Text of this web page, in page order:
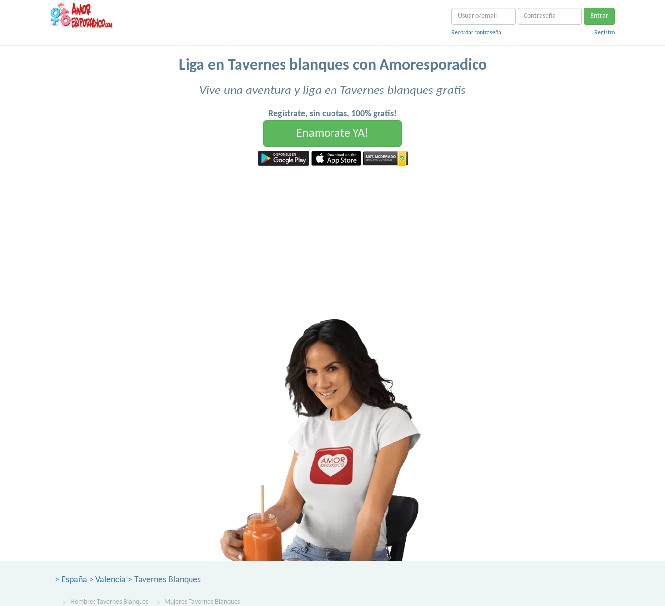
Entrar
Recordar contraseña Registro
Liga en Tavernes blanques con Amoresporadico
Vive una aventura y liga en Tavernes blanques gratis
Registrate, sin cuotas, 100% gratis!
Enamorate YA!
> España > Valencia > Tavernes Blanques
Hombres Tavernes Blanques Mujeres Tavernes Blanques